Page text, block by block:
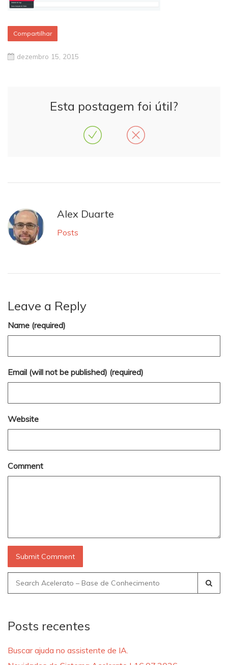
Compartilhar
dezembro 15, 2015
Esta postagem foi útil?
Alex Duarte
Posts
Leave a Reply
Name (required)
Email (will not be published) (required)
Website
Comment
Search
for:
Posts recentes
Buscar ajuda no assistente de IA.